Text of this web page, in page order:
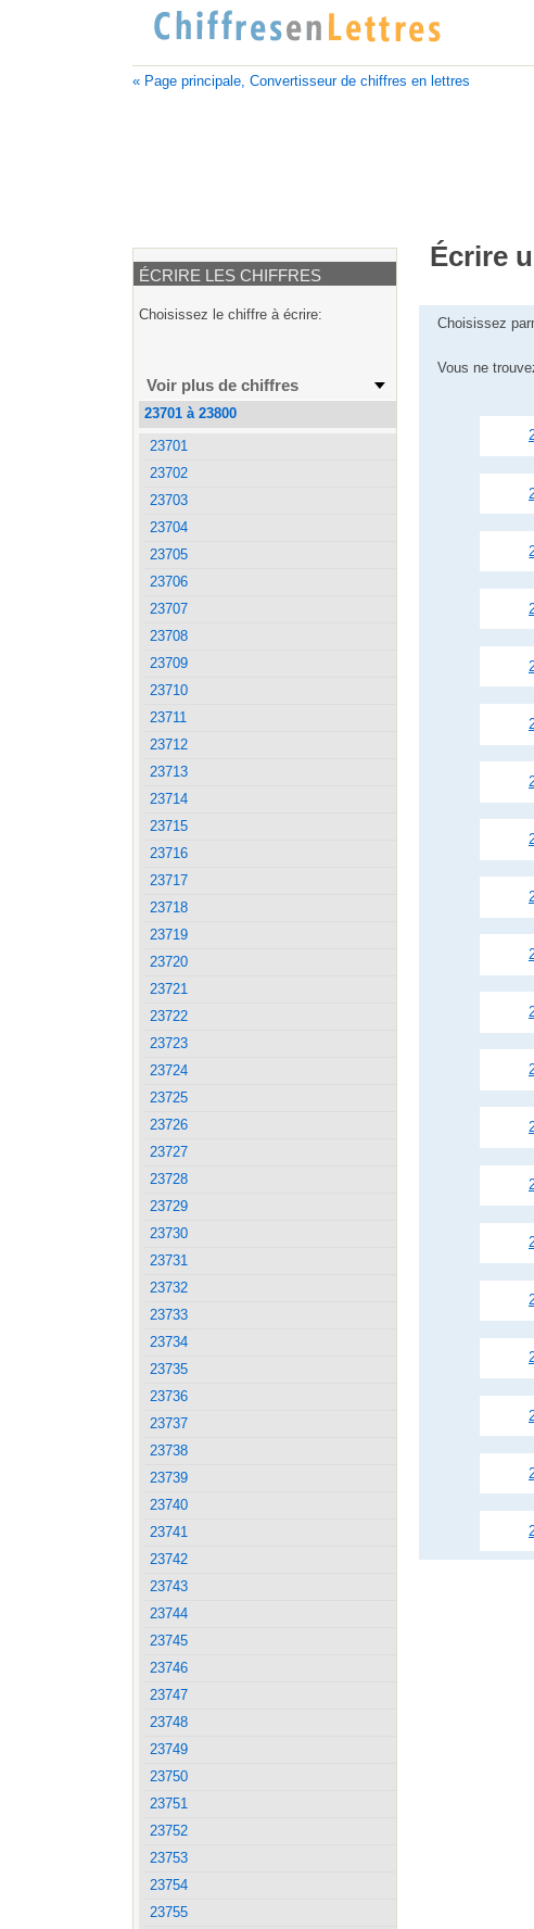
« Page principale, Convertisseur de chiffres en lettres
Écrire
Choisissez
Vous ne
ÉCRIRE LES CHIFFRES
Choisissez le chiffre à écrire:
Voir plus de chiffres
23701 à 23800
23701
23702
23703
23704
23705
23706
23707
23708
23709
23710
23711
23712
23713
23714
23715
23716
23717
23718
23719
23720
23721
23722
23723
23724
23725
23726
23727
23728
23729
23730
23731
23732
23733
23734
23735
23736
23737
23738
23739
23740
23741
23742
23743
23744
23745
23746
23747
23748
23749
23750
23751
23752
23753
23754
23755